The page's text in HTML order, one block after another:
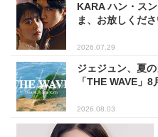
KARA ハン・ス
ま、お放しくだ
2026.07.29
ジェジュン、夏
「THE WAVE」
2026.08.03